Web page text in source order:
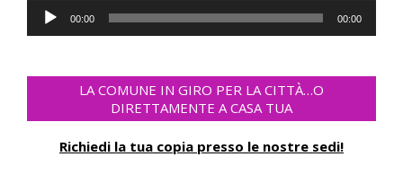
Audio
Player
00:00 00:00
LA COMUNE IN GIRO PER LA CITTÀ…O
DIRETTAMENTE A CASA TUA
Richiedi la tua copia presso le nostre sedi!